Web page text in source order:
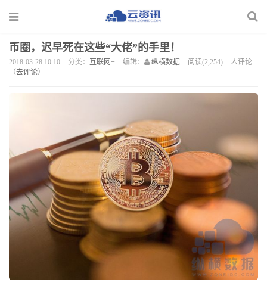
币圈，迟早死在这些“大佬”的手里！
2018-03-28 10:10 分类： 互联网+ 编辑： 纵横数据 阅读(2,254)
人评论
（去评论）